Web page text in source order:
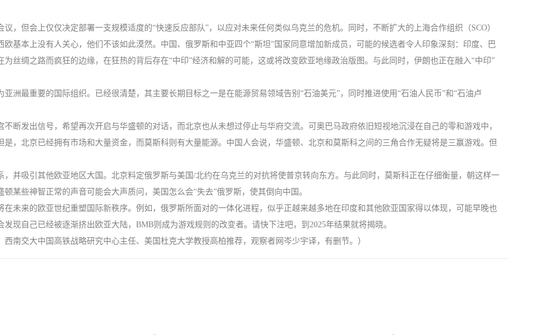
，但会上仅仅决定部署一支规模适度的“快速反应部队”，以应对未来任何类似乌克兰的危机。同时，不断扩大的上海合作组织（SCO）
基本上没有人关心，他们不该如此漠然。中国、俄罗斯和中亚四个“斯坦”国家同意增加新成员，可能的候选者令人印象深刻：印度、巴
丝绸之路而疯狂的边缘，在狂热的背后存在“中印”经济和解的可能，这或将改变欧亚地缘政治版图。与此同时，伊朗也正在融入“中印”
洲最重要的国际组织。已经很清楚，其主要长期目标之一是在能源贸易领域告别“石油美元”，同时推进使用“石油人民币”和“石油卢
断发出信号，希望再次开启与华盛顿的对话，而北京也从未想过停止与华府交流。可奥巴马政府依旧短视地沉浸在自己的零和游戏中，
，北京已经拥有市场和大量资金，而莫斯科则有大量能源。中国人会说，华盛顿、北京和莫斯科之间的三角合作无疑将是三赢游戏。但
并吸引其他欧亚地区大国。北京料定俄罗斯与美国/北约在乌克兰的对抗将使普京转向东方。与此同时，莫斯科正在仔细衡量，朝这样一
某些神智正常的声音可能会大声质问，美国怎么会“失去”俄罗斯，使其倒向中国。
在未来的欧亚世纪重塑国际新秩序。例如，俄罗斯所面对的一体化进程，似乎正越来越多地在印度和其他欧亚国家得以体现，可能早晚也
现自己已经被逐渐挤出欧亚大陆，BMB则成为游戏规则的改变者。请快下注吧，到2025年结果就将揭晓。
西南交大中国高铁战略研究中心主任、美国杜克大学教授高柏推荐，观察者网岑少宇译，有删节。）